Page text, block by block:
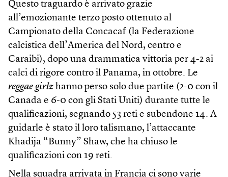
Questo traguardo è arrivato grazie
all’emozionante terzo posto ottenuto al
Campionato della Concacaf (la Federazione
calcistica dell’America del Nord, centro e
Caraibi), dopo una drammatica vittoria per 4-2 ai
calci di rigore contro il Panama, in ottobre. Le
reggae girlzhanno perso solo due partite (2-0 con il
Canada e 6-0 con gli Stati Uniti) durante tutte le
qualificazioni, segnando 53 reti e subendone 14. A
guidarle è stato il loro talismano, l’attaccante
Khadija “Bunny” Shaw, che ha chiuso le
qualificazioni con 19 reti.
Nella squadra arrivata in Francia ci sono varie